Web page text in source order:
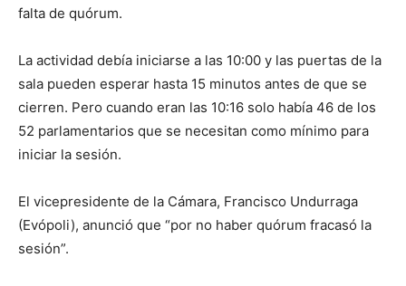
falta de quórum.
La actividad debía iniciarse a las 10:00 y las puertas de la
sala pueden esperar hasta 15 minutos antes de que se
cierren. Pero cuando eran las 10:16 solo había 46 de los
52 parlamentarios que se necesitan como mínimo para
iniciar la sesión.
El vicepresidente de la Cámara, Francisco Undurraga
(Evópoli), anunció que “por no haber quórum fracasó la
sesión”.